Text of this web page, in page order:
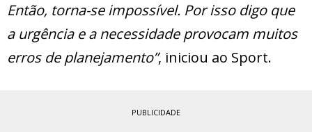
Então, torna-se impossível. Por isso digo que
a urgência e a necessidade provocam muitos
erros de planejamento”, iniciou ao Sport.
PUBLICIDADE